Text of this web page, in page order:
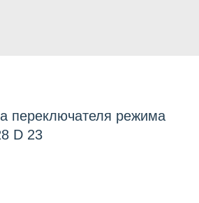
переключателя режима
D 23